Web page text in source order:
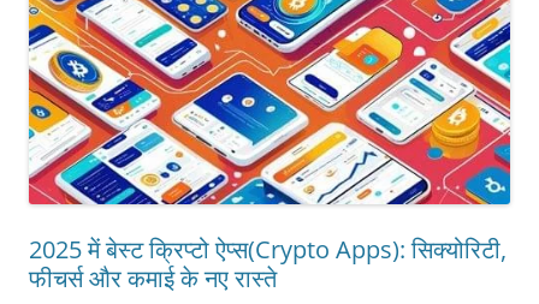
2025 में बेस्ट क्रिप्टो ऐप्स(Crypto Apps): सिक्योरिटी,
फीचर्स और कमाई के नए रास्ते